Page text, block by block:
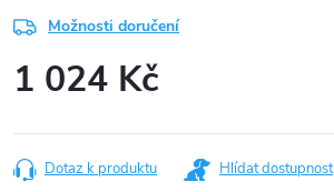
Možnosti doručení
1 024 Kč
cena:
Dotaz k produktu Hlídat dostupnost